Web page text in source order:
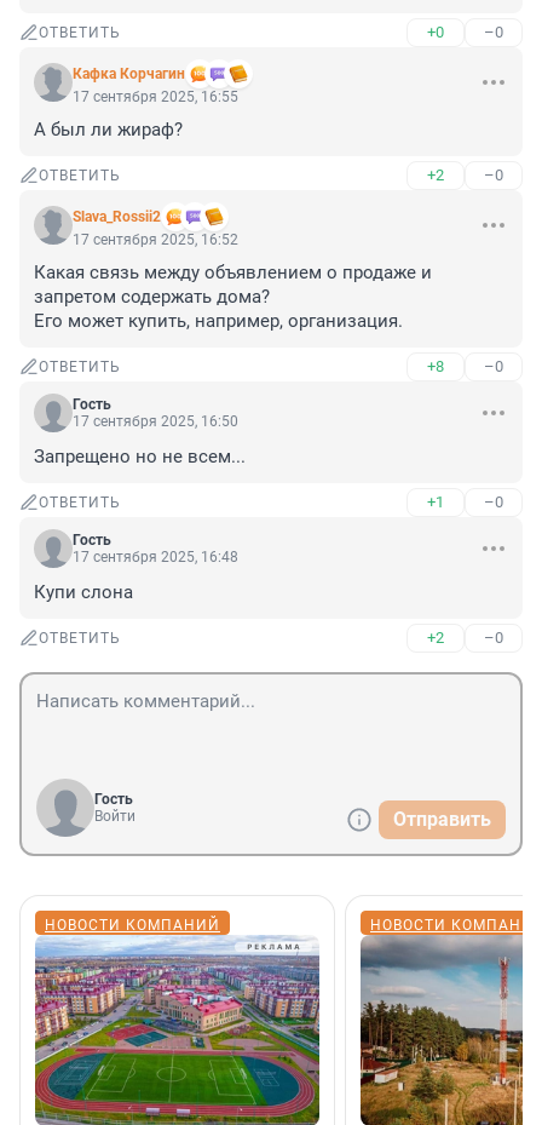
ОТВЕТИТЬ +0 –0
Кафка Корчагин
17 сентября 2025, 16:55
А был ли жираф?
ОТВЕТИТЬ +2 –0
Slava_Rossii2
17 сентября 2025, 16:52
Какая связь между объявлением о продаже и
запретом содержать дома?
Его может купить, например, организация.
ОТВЕТИТЬ +8 –0
Гость
17 сентября 2025, 16:50
Запрещено но не всем...
ОТВЕТИТЬ +1 –0
Гость
17 сентября 2025, 16:48
Купи слона
ОТВЕТИТЬ +2 –0
Гость
Войти
Отправить
НОВОСТИ КОМПАНИЙ НОВОСТИ